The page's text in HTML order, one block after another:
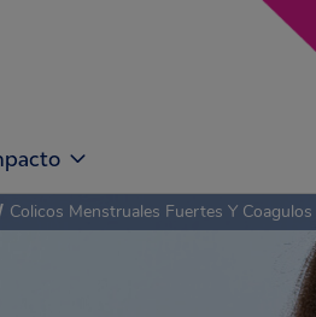
Colicos Menstruales Fuertes Y